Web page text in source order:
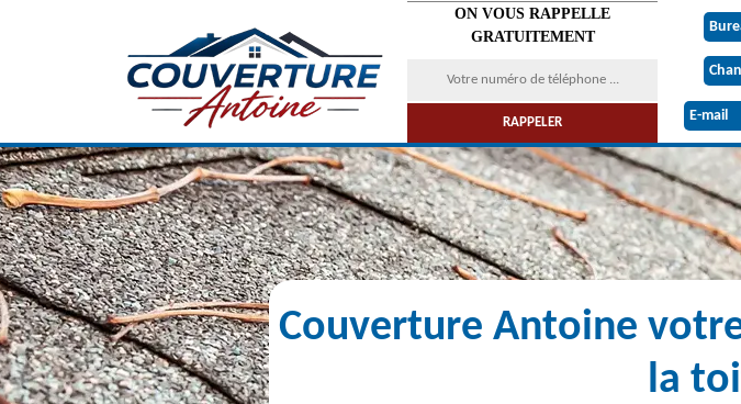
ON VOUS RAPPELLE
GRATUITEMENT
E-mail
Couverture Antoine
la